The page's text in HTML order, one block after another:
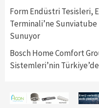
Form Endüstri Tesisleri,
Terminali’ne
Sunuyor
Bosch Home Comfort
Sistemleri’nin